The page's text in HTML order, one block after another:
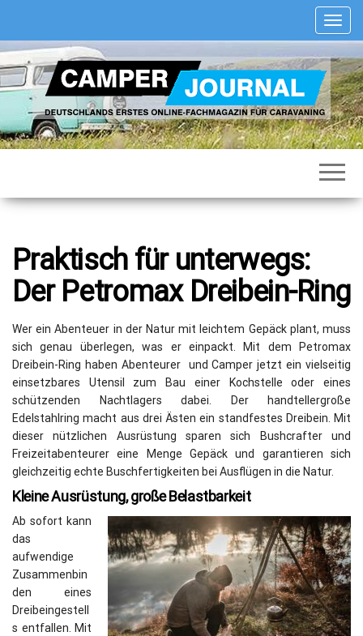
springen
S
c
a
l
t
e
N
a
v
i
g
Camper
Deutschlands
für
Praktisch für unterwegs:
Der Petromax Dreibein-Ring
Wer ein Abenteuer in der Natur mit leichtem Gepäck plant, muss
sich genau überlegen, was er einpackt. Mit dem Petromax
Dreibein-Ring haben Abenteurer und Camper jetzt ein vielseitig
einsetzbares Utensil zum Bau einer Kochstelle oder eines
schützenden Nachtlagers dabei. Der handtellergroße
Edelstahlring macht aus drei Ästen ein standfestes Dreibein. Mit
dieser nützlichen Ausrüstung sparen sich Bushcrafter und
Freizeitabenteurer eine Menge Gepäck und garantieren sich
gleichzeitig echte Buschfertigkeiten bei Ausflügen in die Natur.
Kleine Ausrüstung, große Belastbarkeit
Ab sofort kann
das
aufwendige
Zusammenbin
den eines
Dreibeingestell
s entfallen. Mit